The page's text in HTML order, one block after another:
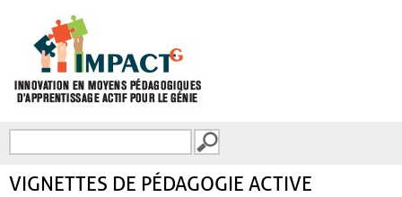
FORMULAIRE DE
VIGNETTES DE PÉDAGOGIE ACTIVE